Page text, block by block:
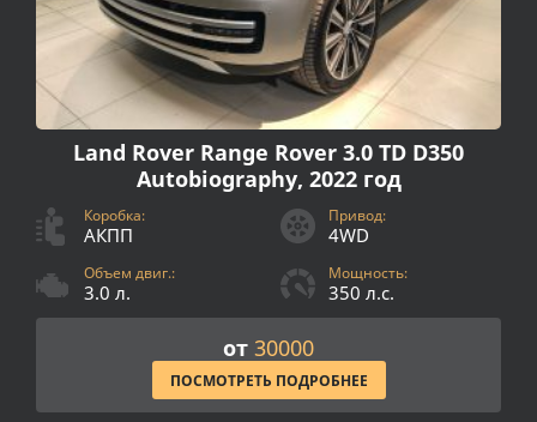
Land Rover Range Rover 3.0 TD D350
Autobiography, 2022 год
Коробка:
АКПП
Привод:
4WD
Объем двиг.:
3.0 л.
Мощность:
350 л.с.
от 30000
ПОСМОТРЕТЬ ПОДРОБНЕЕ